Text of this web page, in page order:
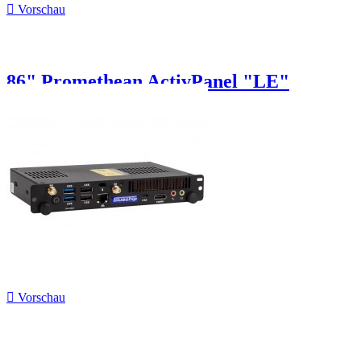
 Vorschau
86" Promethean ActivPanel "LE"
 Vorschau